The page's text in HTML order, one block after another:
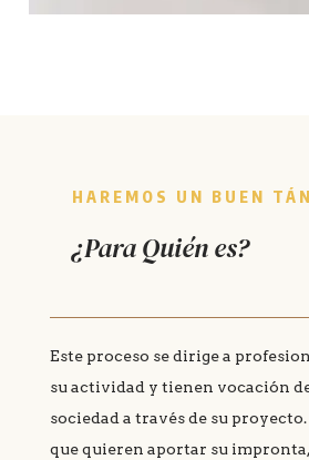
HAREMOS UN BUEN
¿Para Quién es?
Este proceso se dirige a
su actividad y tienen vocación
sociedad a través de su
que quieren aportar su